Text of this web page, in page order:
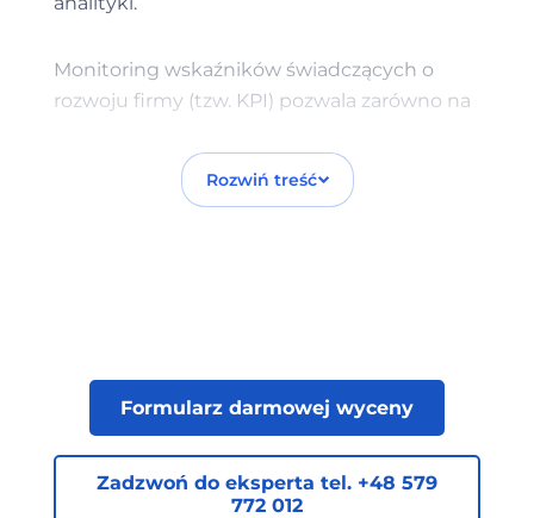
Monitoring wskaźników świadczących o
rozwoju firmy (tzw. KPI) pozwala zarówno na
dynamicznie zmieniającej się sytuacji
rynkowej, jak i długofalową ocenę
weryfikuje i analizuje dane z kampanii
dostępne w Google Analytics, Verseo oferuje
audyt analityki.
Rozwiń treść
Formularz darmowej wyceny
Zadzwoń do eksperta tel. +48 579
772 012